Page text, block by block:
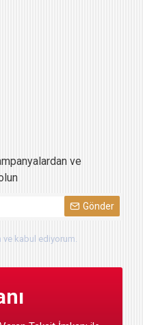
ve
Gönder
ve kabul ediyorum.